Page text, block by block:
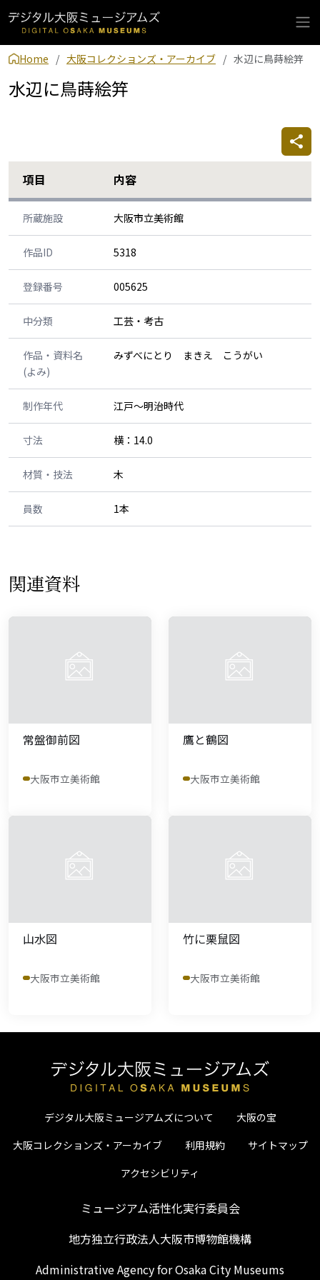
Home 大阪コレクションズ・アーカイブ 水辺に鳥蒔絵笄
水辺に鳥蒔絵笄
項目 内容
所蔵施設 大阪市立美術館
作品ID 5318
登録番号 005625
中分類 工芸・考古
作品・資料名
(よみ)
みずべにとり まきえ こうがい
制作年代 江戸～明治時代
寸法 横：14.0
材質・技法 木
員数 1本
関連資料
常盤御前図
大阪市立美術館
鷹と鶴図
大阪市立美術館
山水図
大阪市立美術館
竹に栗鼠図
大阪市立美術館
デジタル大阪ミュージアムズについて
大阪の宝
大阪コレクションズ・アーカイブ
利用規約
サイトマップ
アクセシビリティ
ミュージアム活性化実行委員会
地方独立行政法人大阪市博物館機構
Administrative Agency for Osaka City Museums